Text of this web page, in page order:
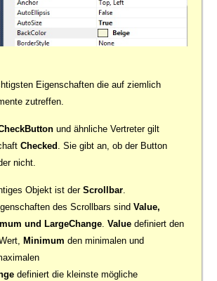
Eigenschaften die auf ziemlich
zutreffen.
und ähnliche Vertreter gilt
Checked . Sie gibt an, ob der Button
nicht.
Objekt ist derScrollbar.
des Scrollbars sindValue,
und LargeChange.Valuedefiniert den
Minimumden minimalen und
definiert die kleinste mögliche